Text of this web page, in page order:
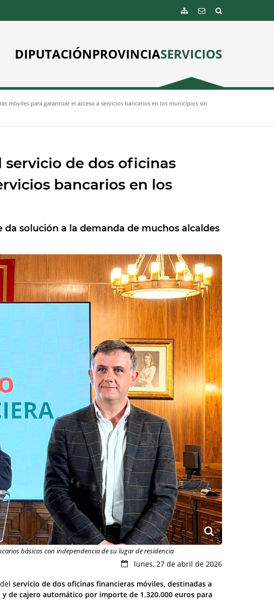
DIPUTACIÓNPROVINCIASERVICIOS
móviles para garantizar el acceso a servicios bancarios en los municipios sin
servicio de dos oficinas
bancarios en los
solución a la demanda de muchos alcaldes
básicos con independencia de su lugar de residencia
lunes, 27 de abril de 2026
servicio de dos oficinas financieras móviles, destinadas a
de cajero automático por importe de 1.320.000 euros para